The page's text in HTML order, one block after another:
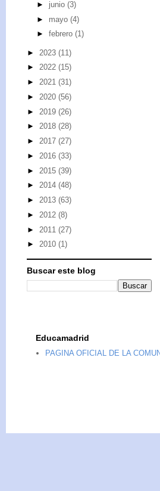
► junio (3)
► mayo (4)
► febrero (1)
► 2023 (11)
► 2022 (15)
► 2021 (31)
► 2020 (56)
► 2019 (26)
► 2018 (28)
► 2017 (27)
► 2016 (33)
► 2015 (39)
► 2014 (48)
► 2013 (63)
► 2012 (8)
► 2011 (27)
► 2010 (1)
Buscar este blog
Educamadrid
PAGINA OFICIAL DE LA